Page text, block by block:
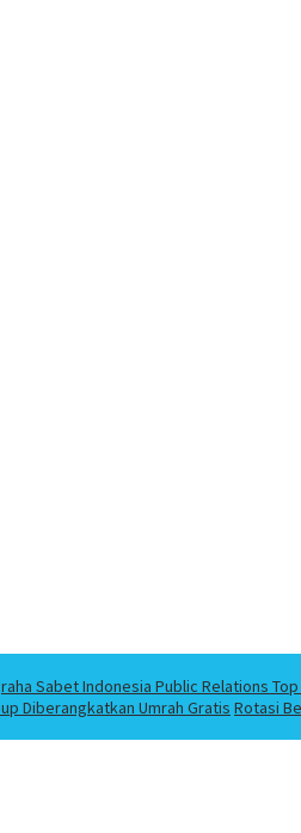
Sabet Indonesia Public Relations
Diberangkatkan Umrah Gratis Rotasi